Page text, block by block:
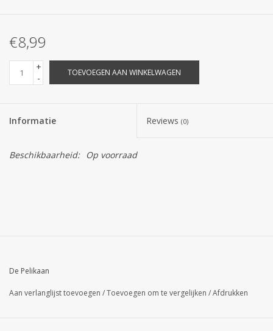
€8,99
+
-
TOEVOEGEN AAN WINKELWAGEN
Informatie Reviews (0)
Beschikbaarheid: Op voorraad
De Pelikaan
Aan verlanglijst toevoegen /Toevoegen om te vergelijken /Afdrukken